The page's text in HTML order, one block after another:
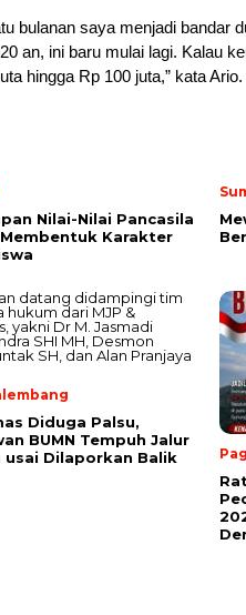
bulanan saya menjadi bandar
an, ini baru mulai lagi. Kalau
hingga Rp 100 juta,” kata
Nilai-Nilai Pancasila
Karakter
Diduga Palsu,
BUMN Tempuh Jalur
usai Dilaporkan Balik